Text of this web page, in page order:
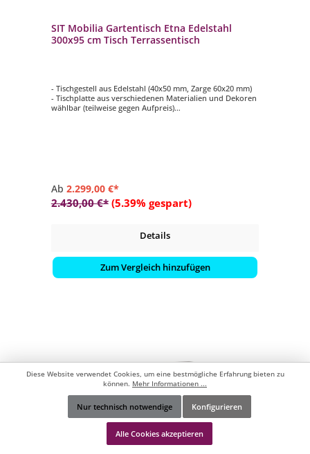
SIT Mobilia Gartentisch Etna Edelstahl
300x95 cm Tisch Terrassentisch
- Tischgestell aus Edelstahl (40x50 mm, Zarge 60x20 mm)
- Tischplatte aus verschiedenen Materialien und Dekoren
wählbar (teilweise gegen Aufpreis)
Ab 2.299,00 €*
2.430,00 €* (5.39% gespart)
Details
Zum Vergleich hinzufügen
Werkzeugleiste anzeigen
Diese Website verwendet Cookies, um eine bestmögliche Erfahrung bieten zu
können. Mehr Informationen ...
Nur technisch notwendige Konfigurieren
Alle Cookies akzeptieren